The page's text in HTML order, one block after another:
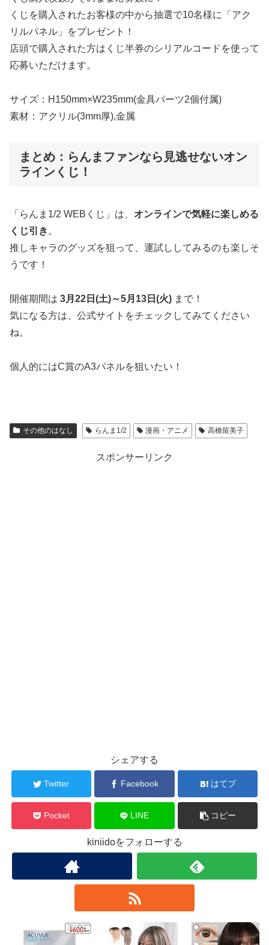
くじを購入されたお客様の中から抽選で10名様に「アク
リルパネル」をプレゼント！
店頭で購入された方はくじ半券のシリアルコードを使って
応募いただけます。
サイズ：H150mm×W235mm(金具パーツ2個付属)
素材：アクリル(3mm厚),金属
まとめ：らんまファンなら見逃せないオン
ラインくじ！
「らんま1/2 WEBくじ」は、 オンラインで気軽に楽しめる
くじ引き 。
推しキャラのグッズを狙って、運試ししてみるのも楽しそ
うです！
開催期間は 3月22日(土)～5月13日(火) まで！
気になる方は、公式サイトをチェックしてみてください
ね。
個人的にはC賞のA3パネルを狙いたい！
その他のはなし らんま1/2 漫画・アニメ 高橋留美子
スポンサーリンク
シェアする
Twitter Facebook はてブ
Pocket LINE コピー
kiniidoをフォローする